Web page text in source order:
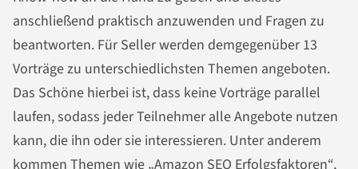
anschließend praktisch anzuwenden und Fragen zu
beantworten. Für Seller werden demgegenüber 13
Vorträge zu unterschiedlichsten Themen angeboten.
Das Schöne hierbei ist, dass keine Vorträge parallel
laufen, sodass jeder Teilnehmer alle Angebote nutzen
kann, die ihn oder sie interessieren. Unter anderem
kommen Themen wie „Amazon SEO Erfolgsfaktoren“,